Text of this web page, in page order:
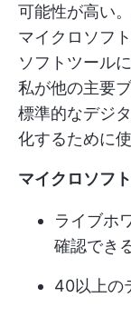
可能性が高い
マイクロソフ
ソフトツール
私が他の主要
標準的なデジ
化するために
マイクロソフ
ライブホ
確認でき
40以上の